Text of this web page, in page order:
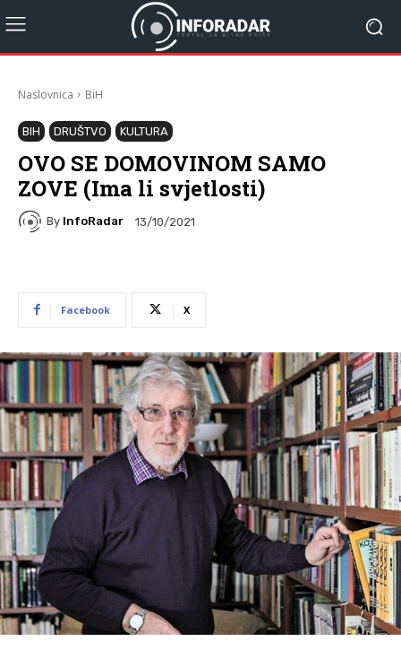
Naslovnica BiH
BIH DRUŠTVO KULTURA
OVO SE DOMOVINOM SAMO
ZOVE (Ima li svjetlosti)
By InfoRadar 13/10/2021
Facebook X